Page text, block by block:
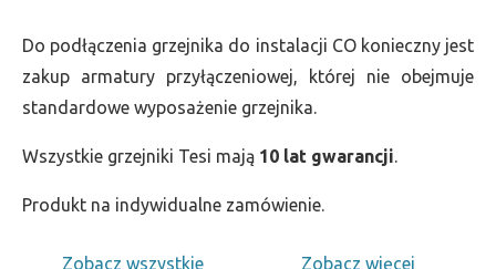
Do podłączenia grzejnika do instalacji CO konieczny jest
zakup armatury przyłączeniowej, której nie obejmuje
standardowe wyposażenie grzejnika.
Wszystkie grzejniki Tesi mają 10 lat gwarancji.
Produkt na indywidualne zamówienie.
Zobacz wszystkie
Zobacz więcej